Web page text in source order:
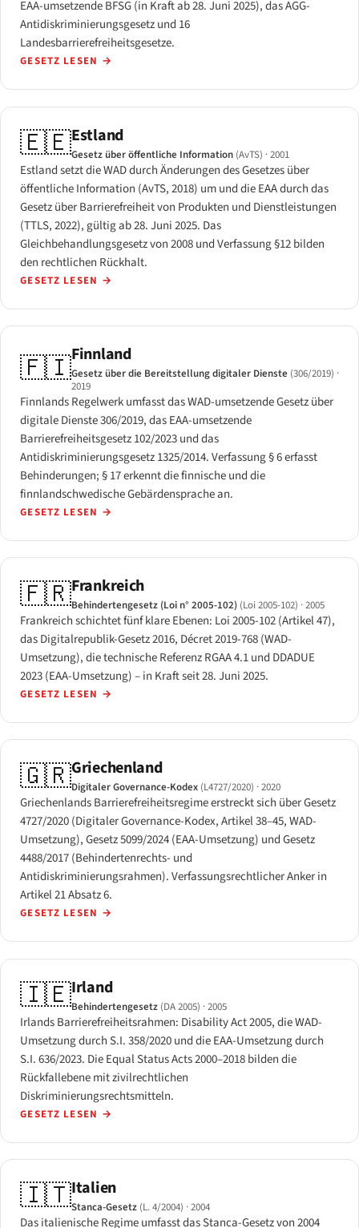
EAA-umsetzende BFSG (in Kraft ab 28. Juni 2025), das AGG-
Antidiskriminierungsgesetz und 16
Landesbarrierefreiheitsgesetze.
GESETZ LESEN →
🇪🇪Estland
Gesetz über öffentliche Information (AvTS) · 2001
Estland setzt die WAD durch Änderungen des Gesetzes über
öffentliche Information (AvTS, 2018) um und die EAA durch das
Gesetz über Barrierefreiheit von Produkten und Dienstleistungen
(TTLS, 2022), gültig ab 28. Juni 2025. Das
Gleichbehandlungsgesetz von 2008 und Verfassung §12 bilden
den rechtlichen Rückhalt.
GESETZ LESEN →
🇫🇮Finnland
Gesetz über die Bereitstellung digitaler Dienste (306/2019) ·
2019
Finnlands Regelwerk umfasst das WAD-umsetzende Gesetz über
digitale Dienste 306/2019, das EAA-umsetzende
Barrierefreiheitsgesetz 102/2023 und das
Antidiskriminierungsgesetz 1325/2014. Verfassung § 6 erfasst
Behinderungen; § 17 erkennt die finnische und die
finnlandschwedische Gebärdensprache an.
GESETZ LESEN →
🇫🇷Frankreich
Behindertengesetz (Loi n° 2005-102) (Loi 2005-102) · 2005
Frankreich schichtet fünf klare Ebenen: Loi 2005-102 (Artikel 47),
das Digitalrepublik-Gesetz 2016, Décret 2019-768 (WAD-
Umsetzung), die technische Referenz RGAA 4.1 und DDADUE
2023 (EAA-Umsetzung) – in Kraft seit 28. Juni 2025.
GESETZ LESEN →
🇬🇷Griechenland
Digitaler Governance-Kodex (L4727/2020) · 2020
Griechenlands Barrierefreiheitsregime erstreckt sich über Gesetz
4727/2020 (Digitaler Governance-Kodex, Artikel 38–45, WAD-
Umsetzung), Gesetz 5099/2024 (EAA-Umsetzung) und Gesetz
4488/2017 (Behindertenrechts- und
Antidiskriminierungsrahmen). Verfassungsrechtlicher Anker in
Artikel 21 Absatz 6.
GESETZ LESEN →
🇮🇪Irland
Behindertengesetz (DA 2005) · 2005
Irlands Barrierefreiheitsrahmen: Disability Act 2005, die WAD-
Umsetzung durch S.I. 358/2020 und die EAA-Umsetzung durch
S.I. 636/2023. Die Equal Status Acts 2000–2018 bilden die
Rückfallebene mit zivilrechtlichen
Diskriminierungsrechtsmitteln.
GESETZ LESEN →
🇮🇹Italien
Stanca-Gesetz (L. 4/2004) · 2004
Das italienische Regime umfasst das Stanca-Gesetz von 2004